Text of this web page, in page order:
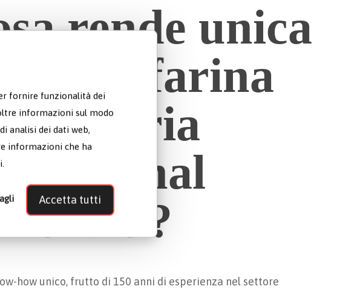
fornire funzionalità dei
informazioni sul modo
analisi dei dati web,
informazioni che ha
Accetta tutti
rende unica
nostra farina
pizzeria
Blu?
how unico, frutto di 150 anni di esperienza nel settore